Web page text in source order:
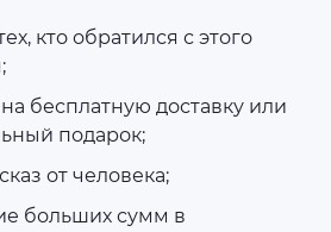
кто обратился с этого
бесплатную доставку или
подарок;
от человека;
больших сумм в